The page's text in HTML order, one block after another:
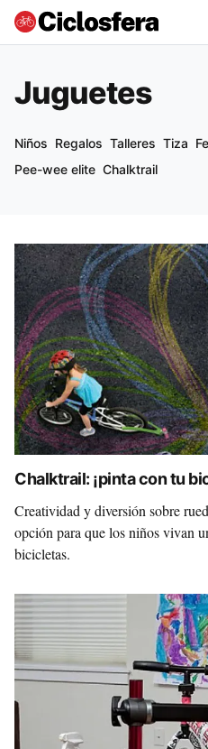
Juguetes
Niños Regalos Talleres Tiza
Pee-wee elite Chalktrail
Chalktrail: ¡pinta con tu
Creatividad y diversión sobre
opción para que los niños vivan
bicicletas.